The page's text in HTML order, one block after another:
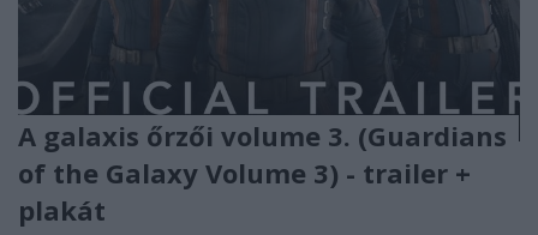
A galaxis őrzői volume 3. (Guardians
of the Galaxy Volume 3) - trailer +
plakát